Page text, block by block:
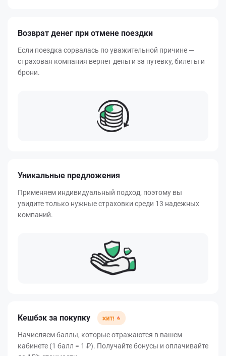
Возврат денег при отмене поездки
Если поездка сорвалась по уважительной причине —
страховая компания вернет деньги за путевку, билеты и
брони.
Уникальные предложения
Применяем индивидуальный подход, поэтому вы
увидите только нужные страховки среди 13 надежных
компаний.
Кешбэк за покупку
Начисляем баллы, которые отражаются в вашем
кабинете (1 балл = 1 ₽). Получайте бонусы и оплачивайте